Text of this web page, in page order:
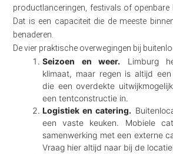
productlanceringen, festivals of openbare
Dat is een capaciteit die de meeste
benaderen.
De vier praktische overwegingen bij
Seizoen en weer. Limburg
klimaat, maar regen is altijd
die een overdekte
een tentconstructie in.
Logistiek en catering.
een vaste keuken. Mobiele
samenwerking met een externe
Vraag hier altijd naar bij de